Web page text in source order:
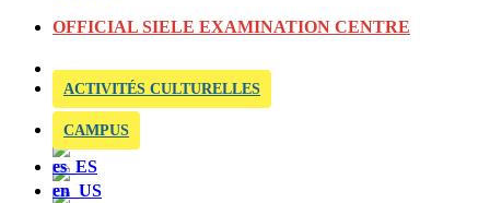
OFFICIAL SIELE EXAMINATION CENTRE
ACTIVITÉS CULTURELLES
CAMPUS